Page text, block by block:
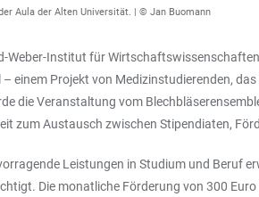
Aula der Alten Universität. | © Jan Buomann
Weber-Institut für
Projekt von Medizinstudierenden,
die Veranstaltung vom
zum Austausch zwischen Stipendiaten,
Leistungen in Studium und Beruf
Die monatliche Förderung von 300